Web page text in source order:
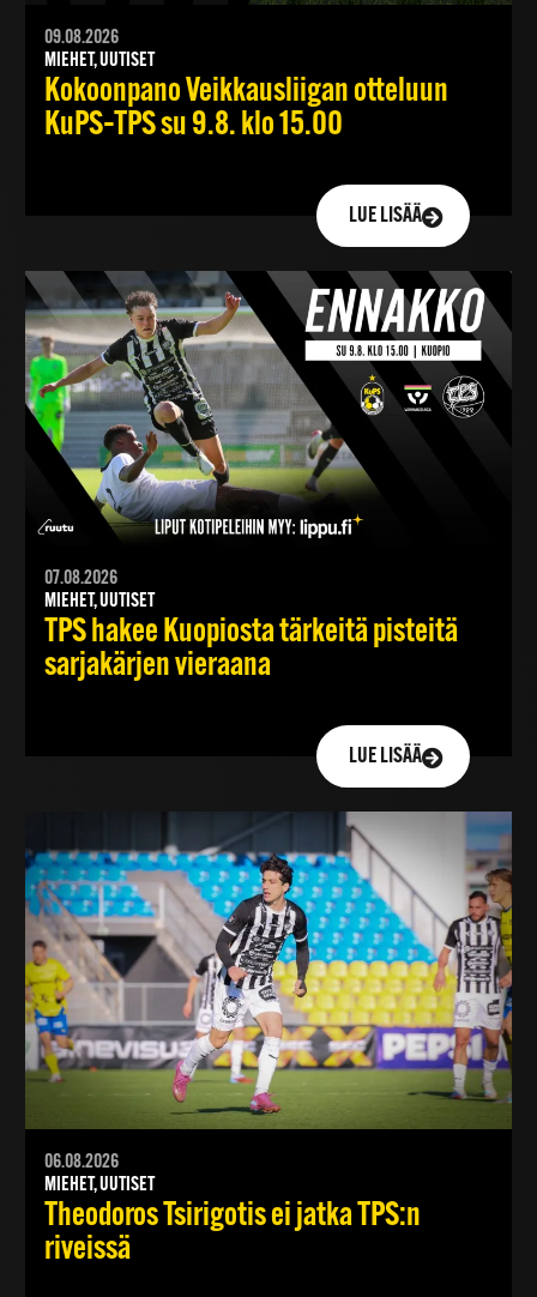
09.08.2026
MIEHET, UUTISET
Kokoonpano Veikkausliigan otteluun
KuPS–TPS su 9.8. klo 15.00
LUE LISÄÄ
07.08.2026
MIEHET, UUTISET
TPS hakee Kuopiosta tärkeitä pisteitä
sarjakärjen vieraana
LUE LISÄÄ
06.08.2026
MIEHET, UUTISET
Theodoros Tsirigotis ei jatka TPS:n
riveissä